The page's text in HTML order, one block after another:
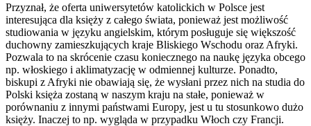
Przyznał, że oferta uniwersytetów katolickich w Polsce jest
interesująca dla księży z całego świata, ponieważ jest możliwość
studiowania w języku angielskim, którym posługuje się większość
duchowny zamieszkujących kraje Bliskiego Wschodu oraz Afryki.
Pozwala to na skrócenie czasu koniecznego na naukę języka obcego
np. włoskiego i aklimatyzację w odmiennej kulturze. Ponadto,
biskupi z Afryki nie obawiają się, że wysłani przez nich na studia do
Polski księża zostaną w naszym kraju na stałe, ponieważ w
porównaniu z innymi państwami Europy, jest u tu stosunkowo dużo
księży. Inaczej to np. wygląda w przypadku Włoch czy Francji.